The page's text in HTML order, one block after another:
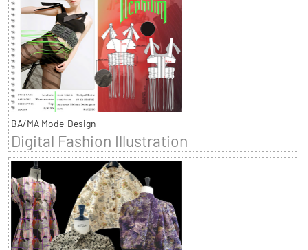
BA/MA Mode-Design
Digital Fashion Illustration